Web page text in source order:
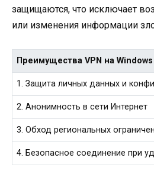
защищаются, что исключает
или изменения информации
Преимущества VPN на Windows
1. Защита личных данных и
2. Анонимность в сети Интернет
3. Обход региональных
4. Безопасное соединение при